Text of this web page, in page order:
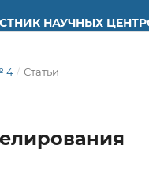
НАУЧНЫХ
4 / Статьи